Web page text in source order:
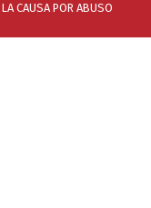
CAUSA POR ABUSO